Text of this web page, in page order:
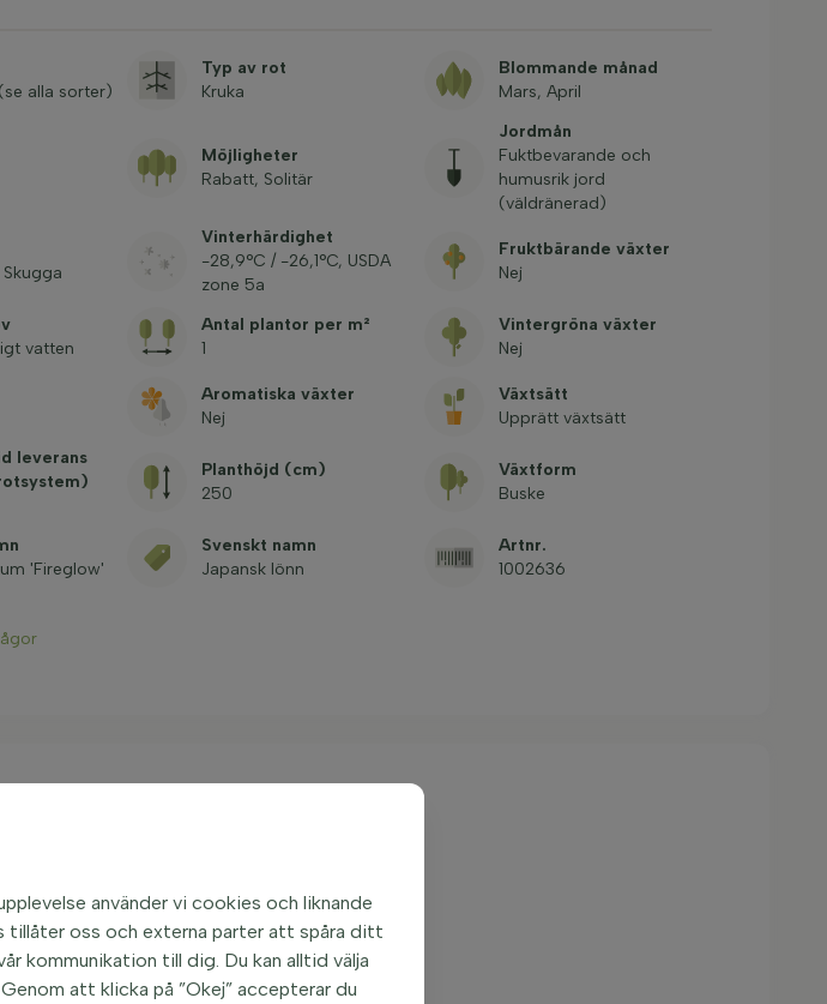
(se alla sorter)
Typ av rot
Kruka
Blommande månad
Mars, April
Möjligheter
Rabatt, Solitär
Jordmån
Fuktbevarande och
humusrik jord
(väldränerad)
Vinterhärdighet
-28,9°C / -26,1°C, USDA
zone 5a
Fruktbärande växter
Nej
vatten
Antal plantor per m²
1
Vintergröna växter
Nej
Aromatiska växter
Nej
Växtsätt
Upprätt växtsätt
leverans
Planthöjd (cm)
250
Växtform
Buske
'Fireglow'
Svenskt namn
Japansk lönn
Artnr.
1002636
växtsätt. Den
djupt röda och får en
använder vi cookies och liknande
tillåter oss och externa parter att spåra ditt
kommunikation till dig. Du kan alltid välja
att klicka på ”Okej” accepterar du